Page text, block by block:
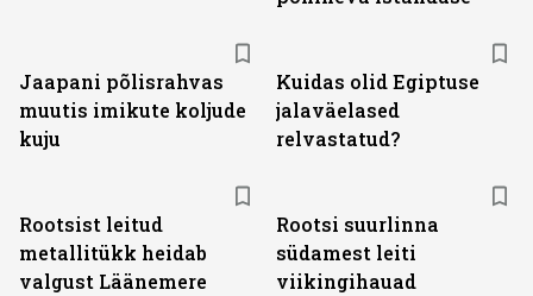
Jaapani põlisrahvas
muutis imikute koljude
kuju
Kuidas olid Egiptuse
jalaväelased
relvastatud?
Rootsist leitud
metallitükk heidab
valgust Läänemere
Rootsi suurlinna
südamest leiti
viikingihauad